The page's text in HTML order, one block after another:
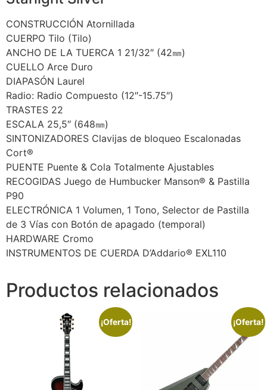
CONSTRUCCIÓN Atornillada
CUERPO Tilo (Tilo)
ANCHO DE LA TUERCA 1 21/32″ (42㎜)
CUELLO Arce Duro
DIAPASÓN Laurel
Radio: Radio Compuesto (12″-15.75″)
TRASTES 22
ESCALA 25,5″ (648㎜)
SINTONIZADORES Clavijas de bloqueo Escalonadas
Cort®
PUENTE Puente & Cola Totalmente Ajustables
RECOGIDAS Juego de Humbucker Manson® & Pastilla
P90
ELECTRÓNICA 1 Volumen, 1 Tono, Selector de Pastilla
de 3 Vías con Botón de apagado (temporal)
HARDWARE Cromo
INSTRUMENTOS DE CUERDA D’Addario® EXL110
Productos relacionados
¡Oferta! ¡Oferta!